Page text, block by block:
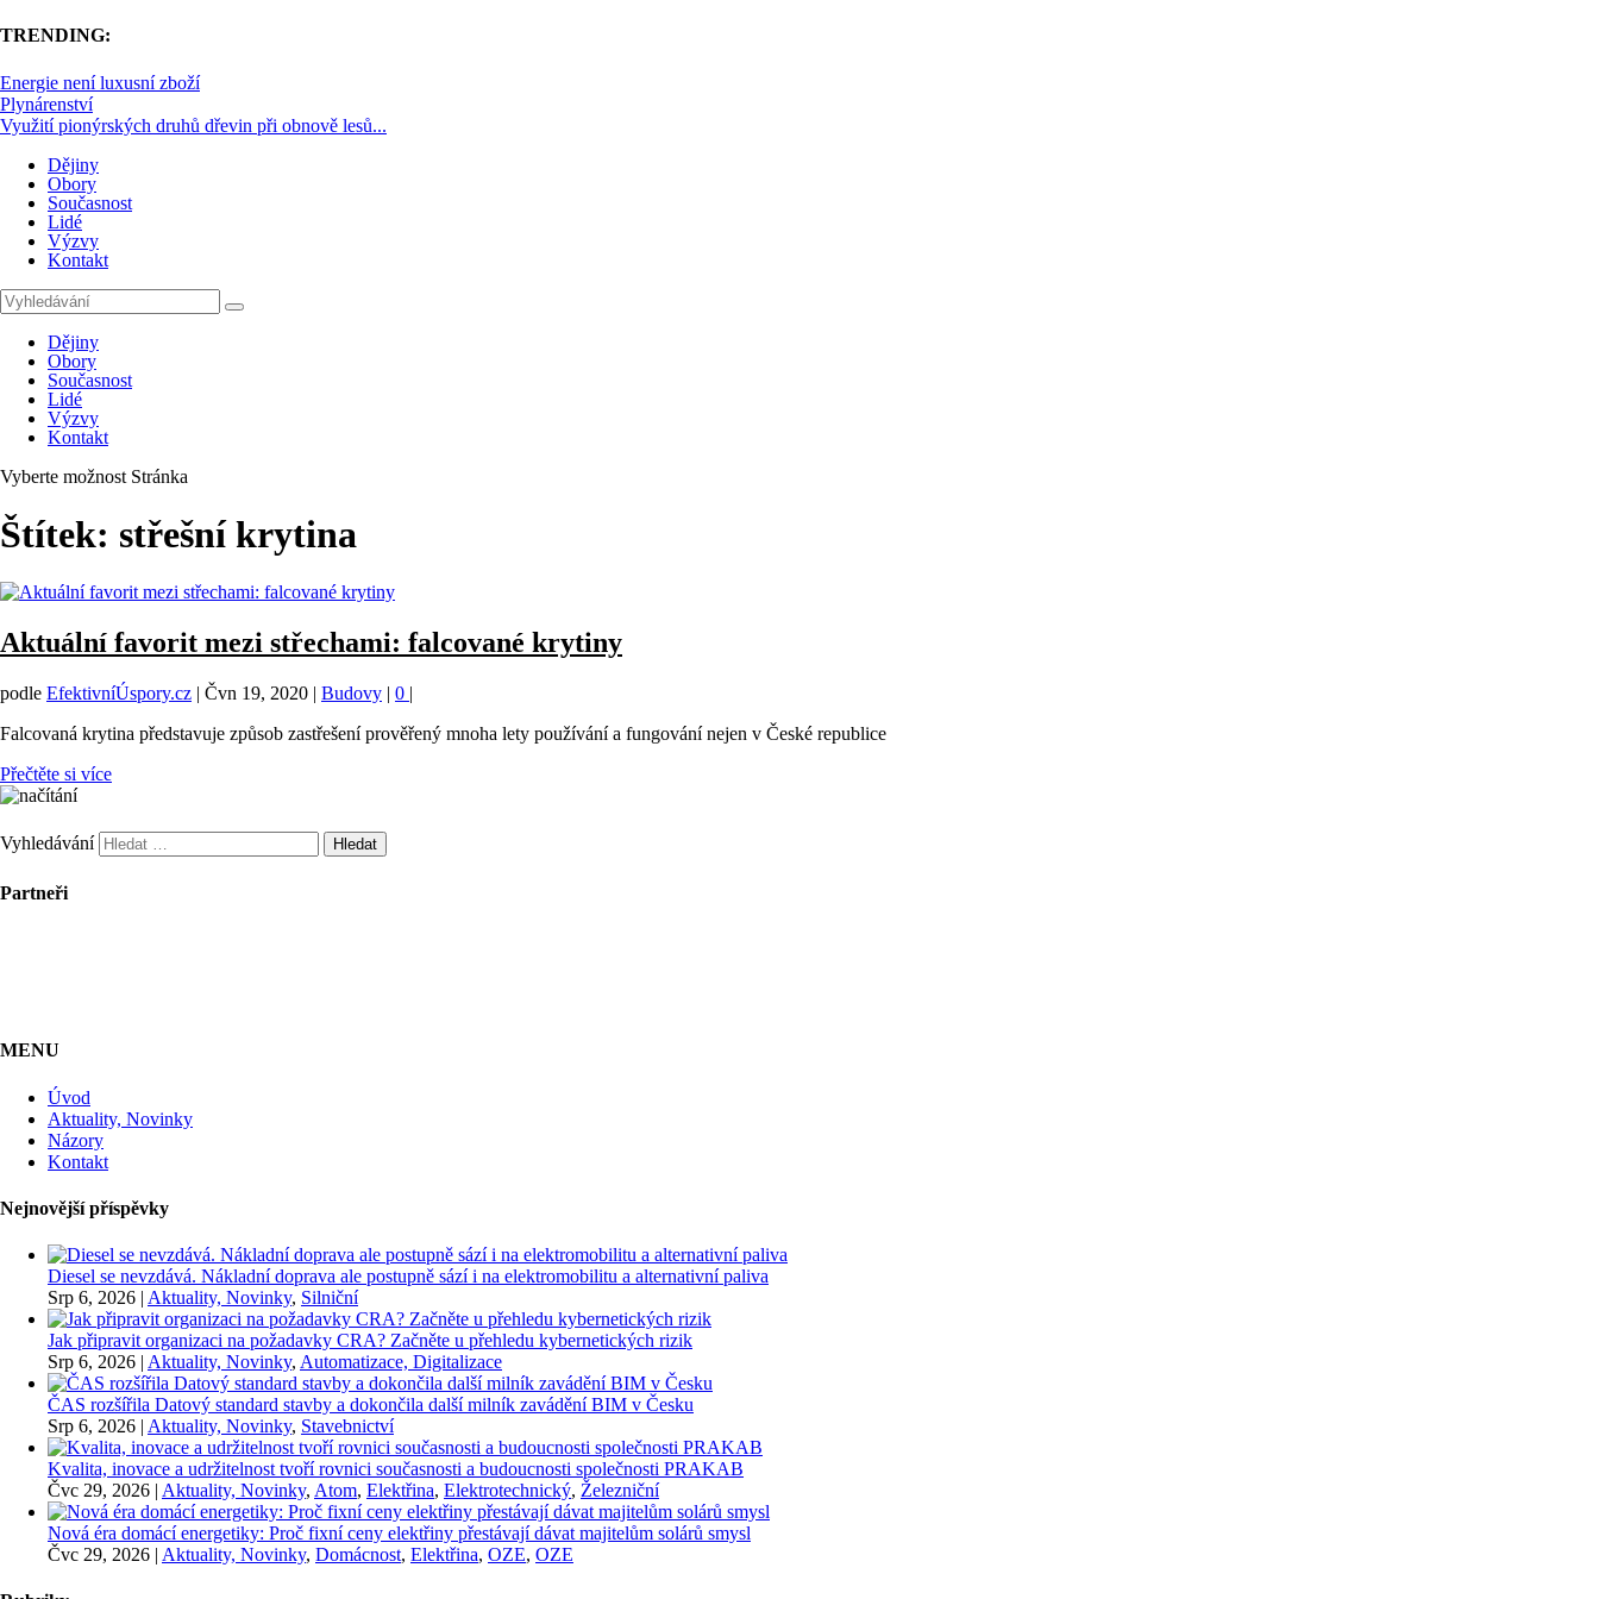
TRENDING:
Energie není luxusní zboží
Plynárenství
Využití pionýrských druhů dřevin při obnově lesů...
Dějiny
Obory
Současnost
Lidé
Výzvy
Kontakt
Dějiny
Obory
Současnost
Lidé
Výzvy
Kontakt
Vyberte možnost Stránka
Štítek: střešní krytina
Aktuální favorit mezi střechami: falcované krytiny
podle EfektivníÚspory.cz | Čvn 19, 2020 | Budovy | 0 |
Falcovaná krytina představuje způsob zastřešení prověřený mnoha lety používání a fungování nejen v České republice
Přečtěte si více
Vyhledávání
Partneři
MENU
Úvod
Aktuality, Novinky
Názory
Kontakt
Nejnovější příspěvky
Diesel se nevzdává. Nákladní doprava ale postupně sází i na elektromobilitu a alternativní paliva
Srp 6, 2026 | Aktuality, Novinky, Silniční
Jak připravit organizaci na požadavky CRA? Začněte u přehledu kybernetických rizik
Srp 6, 2026 | Aktuality, Novinky, Automatizace, Digitalizace
ČAS rozšířila Datový standard stavby a dokončila další milník zavádění BIM v Česku
Srp 6, 2026 | Aktuality, Novinky, Stavebnictví
Kvalita, inovace a udržitelnost tvoří rovnici současnosti a budoucnosti společnosti PRAKAB
Čvc 29, 2026 | Aktuality, Novinky, Atom, Elektřina, Elektrotechnický, Železniční
Nová éra domácí energetiky: Proč fixní ceny elektřiny přestávají dávat majitelům solárů smysl
Čvc 29, 2026 | Aktuality, Novinky, Domácnost, Elektřina, OZE, OZE